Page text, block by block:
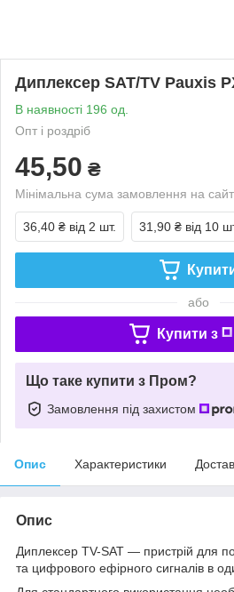
Диплексер SAT/TV Pauxis
В наявності 196 од.
Опт і роздріб
45,50 ₴
Мінімальна сума замовлення на
36,40 ₴ від 2 шт. 31,90 ₴ від 10
або
Купити з
Що таке купити з Пром?
Замовлення під захистом
Опис Характеристики
Опис
Диплексер TV-SAT — пристрій для
та цифрового ефірного сигналів в